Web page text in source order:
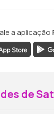
a aplicação
de